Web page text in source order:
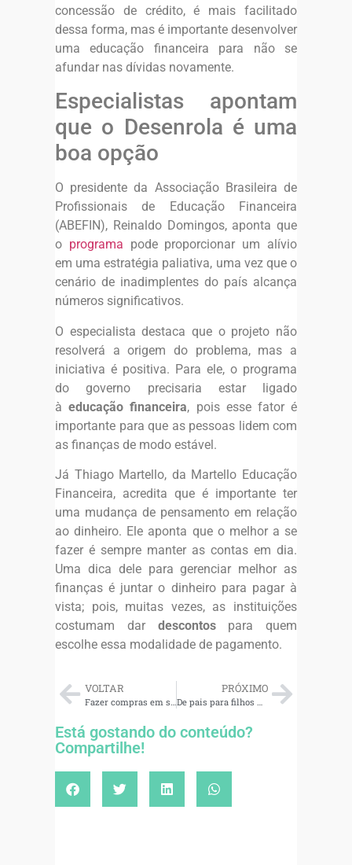
concessão de crédito, é mais facilitado
dessa forma, mas é importante desenvolver
uma educação financeira para não se
afundar nas dívidas novamente.
Especialistas apontam
que o Desenrola é uma
boa opção
O presidente da Associação Brasileira de
Profissionais de Educação Financeira
(ABEFIN), Reinaldo Domingos, aponta que
o programa pode proporcionar um alívio
em uma estratégia paliativa, uma vez que o
cenário de inadimplentes do país alcança
números significativos.
O especialista destaca que o projeto não
resolverá a origem do problema, mas a
iniciativa é positiva. Para ele, o programa
do governo precisaria estar ligado
àeducação financeira, pois esse fator é
importante para que as pessoas lidem com
as finanças de modo estável.
Já Thiago Martello, da Martello Educação
Financeira, acredita que é importante ter
uma mudança de pensamento em relação
ao dinheiro. Ele aponta que o melhor a se
fazer é sempre manter as contas em dia.
Uma dica dele para gerenciar melhor as
finanças é juntar o dinheiro para pagar à
vista; pois, muitas vezes, as instituições
costumam dar descontospara quem
escolhe essa modalidade de pagamento.
VOLTAR
Fazer compras em supermercados de forma mais econômica requer planejamento
PRÓXIMO
De pais para filhos – 4 caminhos para ensinar crianças a lidarem com dinheiro
Está gostando do conteúdo?
Compartilhe!